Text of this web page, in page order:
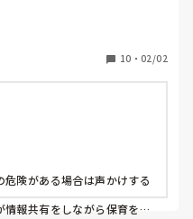
が、正規の若い先生、中
任のパートさんなど世代交
ーに変わりました。
で立場的には下の方てやつ
りました。
4人担任。
、サポートに入ったので
ない、子ども達は走り回
い…なかなか大変なクラス
10 ・ 02/02
険がある場合は声かけする
報共有をしながら保育をし